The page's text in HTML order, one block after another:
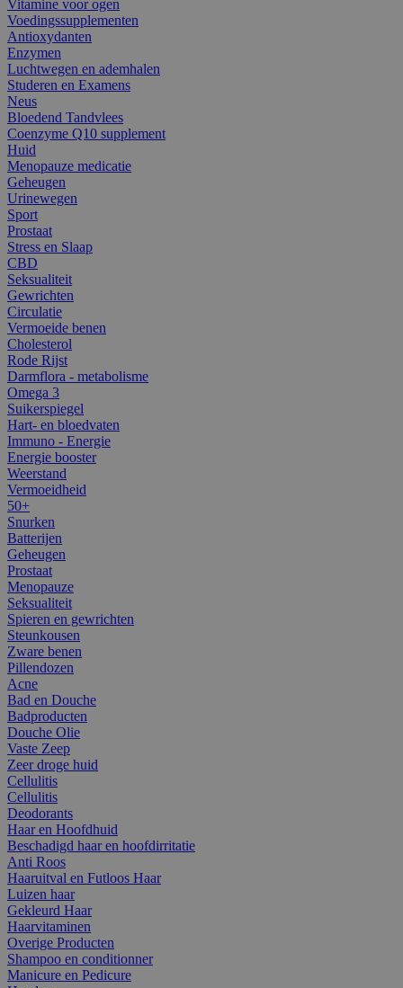
Vitamine voor ogen
Voedingssupplementen
Antioxydanten
Enzymen
Luchtwegen en ademhalen
Studeren en Examens
Neus
Bloedend Tandvlees
Coenzyme Q10 supplement
Huid
Menopauze medicatie
Geheugen
Urinewegen
Sport
Prostaat
Stress en Slaap
CBD
Seksualiteit
Gewrichten
Circulatie
Vermoeide benen
Cholesterol
Rode Rijst
Darmflora - metabolisme
Omega 3
Suikerspiegel
Hart- en bloedvaten
Immuno - Energie
Energie booster
Weerstand
Vermoeidheid
50+
Snurken
Batterijen
Geheugen
Prostaat
Menopauze
Seksualiteit
Spieren en gewrichten
Steunkousen
Zware benen
Pillendozen
Acne
Bad en Douche
Badproducten
Douche Olie
Vaste Zeep
Zeer droge huid
Cellulitis
Cellulitis
Deodorants
Haar en Hoofdhuid
Beschadigd haar en hoofdirritatie
Anti Roos
Haaruitval en Futloos Haar
Luizen haar
Gekleurd Haar
Haarvitaminen
Overige Producten
Shampoo en conditionner
Manicure en Pedicure